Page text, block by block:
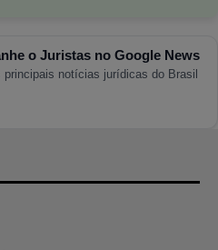
o Juristas no Google News
principais notícias jurídicas do Brasil